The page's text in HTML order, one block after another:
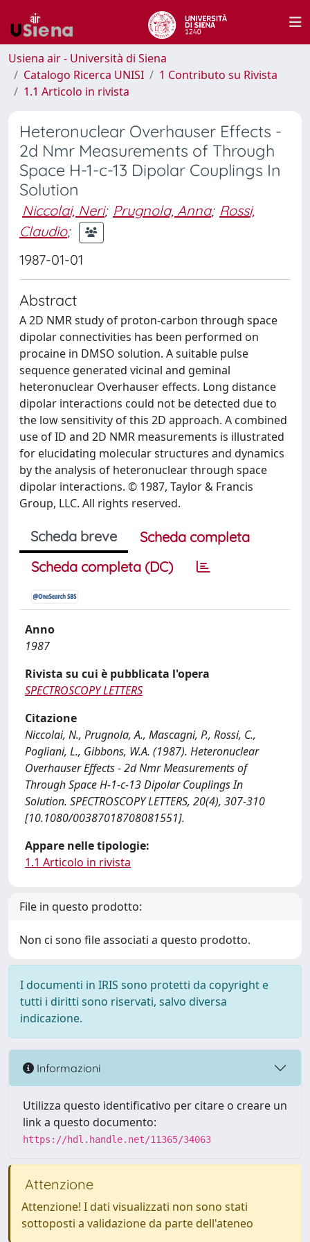
Usiena air - Università di Siena
Catalogo Ricerca UNISI
1 Contributo su Rivista
1.1 Articolo in rivista
Heteronuclear Overhauser Effects -
2d Nmr Measurements of Through
Space H-1-c-13 Dipolar Couplings In
Solution
Niccolai, Neri; Prugnola, Anna; Rossi,
Claudio;
1987-01-01
Abstract
A 2D NMR study of proton-carbon through space
dipolar connectivities has been performed on
procaine in DMSO solution. A suitable pulse
sequence generated vicinal and geminal
heteronuclear Overhauser effects. Long distance
dipolar interactions could not be detected due to
the low sensitivity of this 2D approach. A combined
use of ID and 2D NMR measurements is illustrated
for elucidating molecular structures and dynamics
by the analysis of heteronuclear through space
dipolar interactions. © 1987, Taylor & Francis
Group, LLC. All rights reserved.
Scheda breve
Scheda completa
Scheda completa (DC)
Anno
1987
Rivista su cui è pubblicata l'opera
SPECTROSCOPY LETTERS
Citazione
Niccolai, N., Prugnola, A., Mascagni, P., Rossi, C.,
Pogliani, L., Gibbons, W.A. (1987). Heteronuclear
Overhauser Effects - 2d Nmr Measurements of
Through Space H-1-c-13 Dipolar Couplings In
Solution. SPECTROSCOPY LETTERS, 20(4), 307-310
[10.1080/00387018708081551].
Appare nelle tipologie:
1.1 Articolo in rivista
File in questo prodotto:
Non ci sono file associati a questo prodotto.
I documenti in IRIS sono protetti da copyright e
tutti i diritti sono riservati, salvo diversa
indicazione.
Informazioni
Utilizza questo identificativo per citare o creare un
link a questo documento:
https://hdl.handle.net/11365/34063
Attenzione
Attenzione! I dati visualizzati non sono stati
sottoposti a validazione da parte dell'ateneo